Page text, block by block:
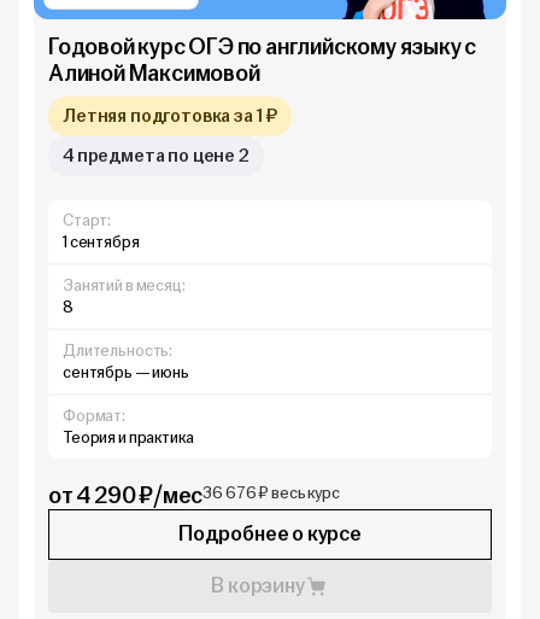
Годовой курс ОГЭ по английскому языку с
Алиной Максимовой
Летняя подготовка за 1 ₽
4 предмета по цене 2
Старт:
1 сентября
Занятий в месяц:
8
Длительность:
сентябрь — июнь
Формат:
Теория и практика
от 4 290 ₽/мес36 676 ₽ весь курс
Подробнее о курсе
В корзину